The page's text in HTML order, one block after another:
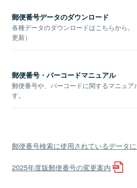
郵便番号データのダウンロード
各種データのダウンロードはこちらから。
更新）
郵便番号・バーコードマニュアル
郵便番号や、バーコードに関するマニュア
す。
郵便番号検索に使用されているデータ
2025年度版郵便番号の変更案内